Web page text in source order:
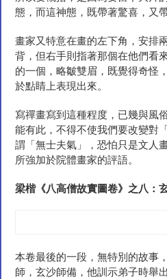
態，而這神態，既帶著驚喜，又
畫家又特意在畫的左下角，安排
背，但右手則指著那個在他們看
的一個，略皺雙眉，既覺得奇怪
於點睛上表現出來。
寫禪畫寫到這種程度，已幾與風
能有此，不得不使我們要改變對
謂「無士夫氣」，恐怕只是文人
所強加於院體畫家的評語。
梁楷《八高僧故實圖卷》之八：
本卷最後的一段，無特別的故事
師，玄沙師備，他訓示弟子時舉